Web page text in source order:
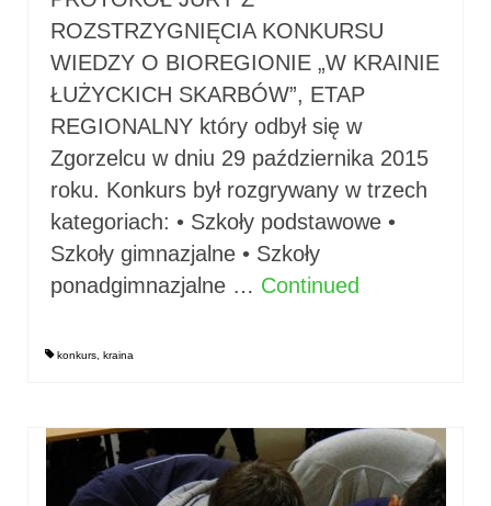
ROZSTRZYGNIĘCIA KONKURSU
WIEDZY O BIOREGIONIE „W KRAINIE
ŁUŻYCKICH SKARBÓW”, ETAP
REGIONALNY który odbył się w
Zgorzelcu w dniu 29 października 2015
roku. Konkurs był rozgrywany w trzech
kategoriach: • Szkoły podstawowe •
Szkoły gimnazjalne • Szkoły
ponadgimnazjalne … Continued
konkurs kraina